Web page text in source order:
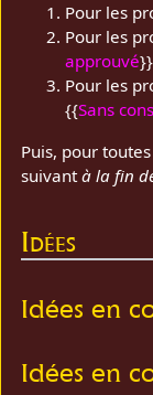
Pour les
Pour les
approuvé}}
Pour les
{{Sans
Puis, pour
suivantà la fin
Idées
Idées en
Idées en